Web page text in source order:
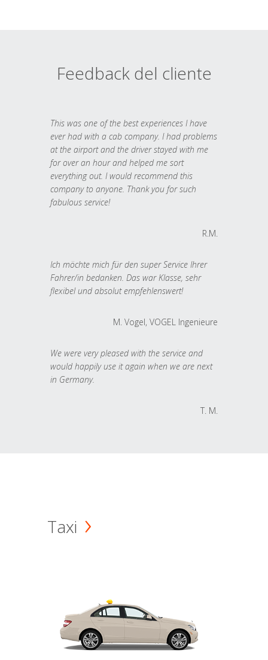
Feedback del cliente
This was one of the best experiences I have
ever had with a cab company. I had problems
at the airport and the driver stayed with me
for over an hour and helped me sort
everything out. I would recommend this
company to anyone. Thank you for such
fabulous service!
R.M.
Ich möchte mich für den super Service Ihrer
Fahrer/in bedanken. Das war Klasse, sehr
flexibel und absolut empfehlenswert!
M. Vogel, VOGEL Ingenieure
We were very pleased with the service and
would happily use it again when we are next
in Germany.
T. M.
Taxi